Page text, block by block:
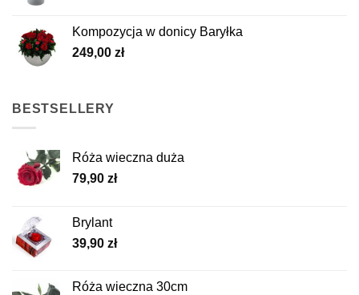
Kompozycja w donicy Baryłka
249,00 zł
BESTSELLERY
Róża wieczna duża
79,90 zł
Brylant
39,90 zł
Róża wieczna 30cm